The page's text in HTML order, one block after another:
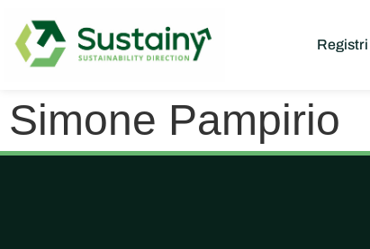
Registri
Simone Pampirio